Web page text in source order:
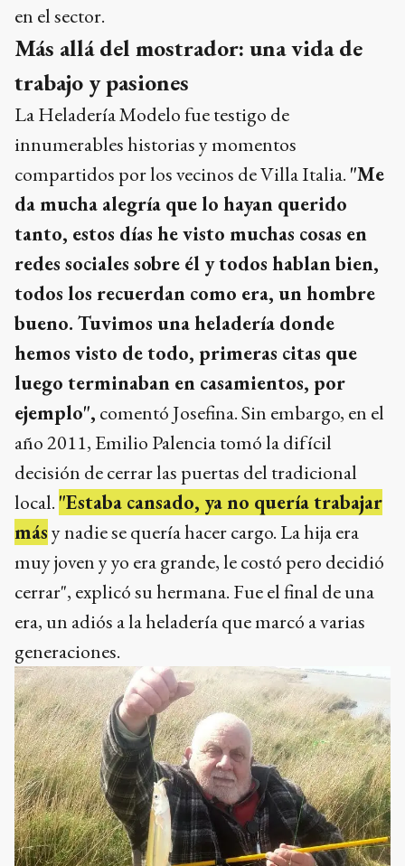
en el sector.
Más allá del mostrador: una vida de
trabajo y pasiones
La Heladería Modelo fue testigo de
innumerables historias y momentos
compartidos por los vecinos de Villa Italia. "Me
da mucha alegría que lo hayan querido
tanto, estos días he visto muchas cosas en
redes sociales sobre él y todos hablan bien,
todos los recuerdan como era, un hombre
bueno. Tuvimos una heladería donde
hemos visto de todo, primeras citas que
luego terminaban en casamientos, por
ejemplo", comentó Josefina. Sin embargo, en el
año 2011, Emilio Palencia tomó la difícil
decisión de cerrar las puertas del tradicional
local. "Estaba cansado, ya no quería trabajar
másy nadie se quería hacer cargo. La hija era
muy joven y yo era grande, le costó pero decidió
cerrar", explicó su hermana. Fue el final de una
era, un adiós a la heladería que marcó a varias
generaciones.